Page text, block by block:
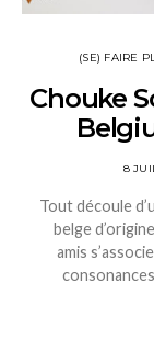
(SE) FAIRE
Chouke
8
Tout découle
belge
amis